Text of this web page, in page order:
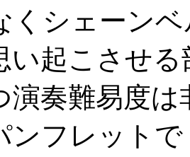
くシェーン
い起こさせ
演奏難易度
ンフレット